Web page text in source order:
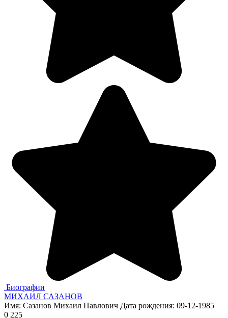
Биографии
МИХАИЛ САЗАНОВ
Имя: Сазанов Михаил Павлович Дата рождения: 09-12-1985
0 225